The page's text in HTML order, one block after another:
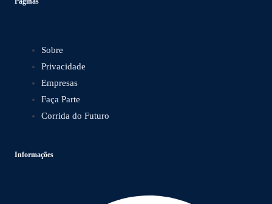
Sobre
Privacidade
Empresas
Faça Parte
Corrida do Futuro
Informações